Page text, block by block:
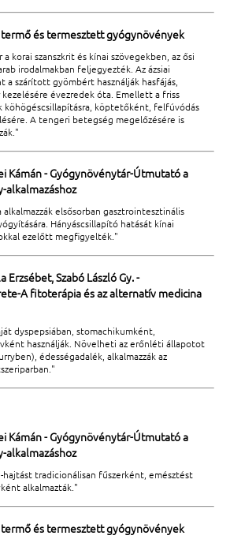
és termesztett gyógynövények
korai szanszkrit és kínai szövegekben, az ősi
irodalmakban feljegyezték. Az ázsiai
a szárított gyömbért használják hasfájás,
kezelésére évezredek óta. Emellett a friss
köhögéscsillapításra, köptetőként, felfúvódás
A tengeri betegség megelőzésére is
Kámán - Gyógynövénytár-Útmutató a
alkalmazáshoz
elsősorban gasztrointesztinális
Hányáscsillapító hatását kínai
ezelőtt megfigyelték."
Erzsébet, Szabó László Gy. -
A fitoterápia és az alternatív medicina
dyspepsiában, stomachikumként,
használják. Növelheti az erőnléti állapotot
édességadalék, alkalmazzák az
Kámán - Gyógynövénytár-Útmutató a
alkalmazáshoz
hajtást tradicionálisan fűszerként, emésztést
alkalmazták."
és termesztett gyógynövények